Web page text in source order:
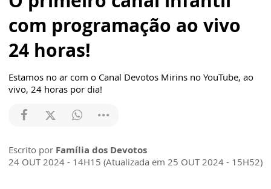
com programação ao vivo
24 horas!
Estamos no ar com o Canal Devotos Mirins no YouTube, ao
vivo, 24 horas por dia!
Escrito por Família dos Devotos
24 OUT 2024 - 14H15 (Atualizada em 25 OUT 2024 - 15H52)